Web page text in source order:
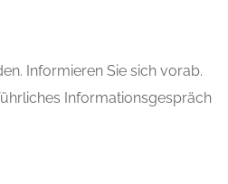
Informieren Sie sich vorab.
Informationsgespräch